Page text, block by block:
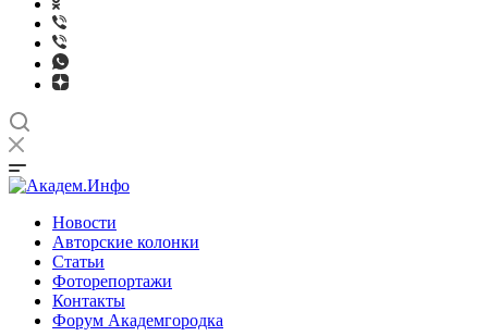
Новости
Авторские колонки
Статьи
Фоторепортажи
Контакты
Форум Академгородка